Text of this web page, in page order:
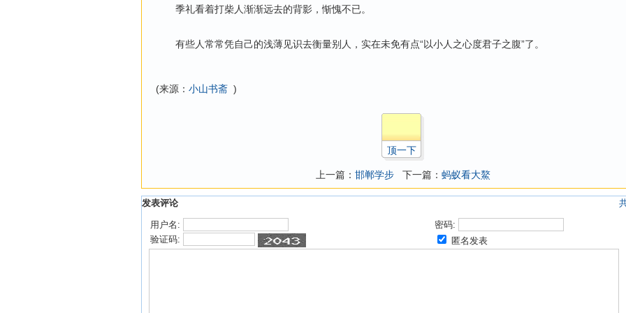
季礼看着打柴人渐渐远去的背影，惭愧不已。
有些人常常凭自己的浅薄见识去衡量别人，实在未免有点“以小人之心度君子之腹”了。
(来源： 小山书斋 )
顶一下
上一篇： 邯郸学步 下一篇： 蚂蚁看大鰲
发表评论
用户名:
密码:
验证码:
匿名发表